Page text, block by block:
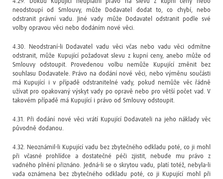
neodstoupí od Smlouvy, může Dodavatel dodat to, co chybí, nebo
odstranit právní vadu. Jiné vady může Dodavatel odstranit podle své
volby opravou věci nebo dodáním nové věci.
4.30. Neodstraní-li Dodavatel vadu věci včas nebo vadu věci odmítne
odstranit, může Kupující požadovat slevu z kupní ceny, anebo může od
Smlouvy odstoupit. Provedenou volbu nemůže Kupující změnit bez
souhlasu Dodavatele. Právo na dodání nové věci, nebo výměnu součásti
má Kupující i v případě odstranitelné vady, pokud nemůže věc řádně
užívat pro opakovaný výskyt vady po opravě nebo pro větší počet vad. V
takovém případě má Kupující i právo od Smlouvy odstoupit.
4.31. Při dodání nové věci vrátí Kupující Dodavateli na jeho náklady věc
původně dodanou.
4.32. Neoznámil-li Kupující vadu bez zbytečného odkladu poté, co ji mohl
při včasné prohlídce a dostatečné péči zjistit, nebude mu právo z
vadného plnění přiznáno. Jedná-li se o skrytou vadu, platí totéž, nebyla-li
vada oznámena bez zbytečného odkladu poté, co ji Kupující mohl při